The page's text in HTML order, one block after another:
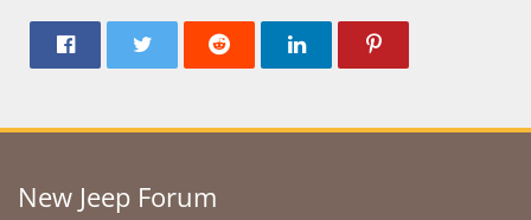
New Jeep Forum